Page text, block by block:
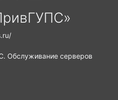
Обслуживание серверов